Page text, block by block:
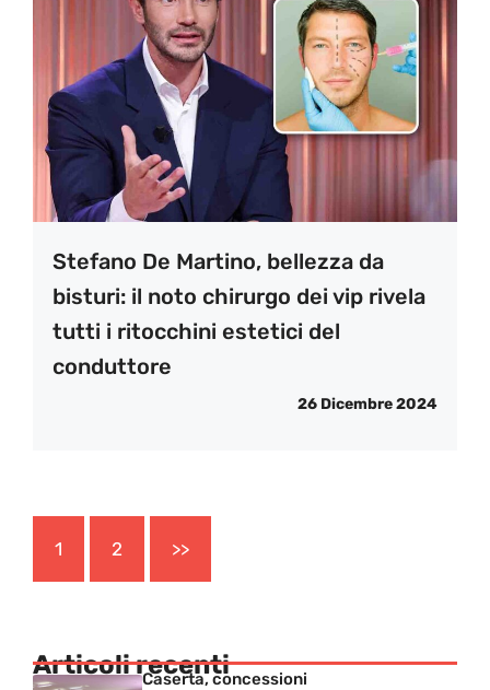
Stefano De Martino, bellezza da
bisturi: il noto chirurgo dei vip rivela
tutti i ritocchini estetici del
conduttore
26 Dicembre 2024
1 2 >>
Articoli recenti
Caserta, concessioni